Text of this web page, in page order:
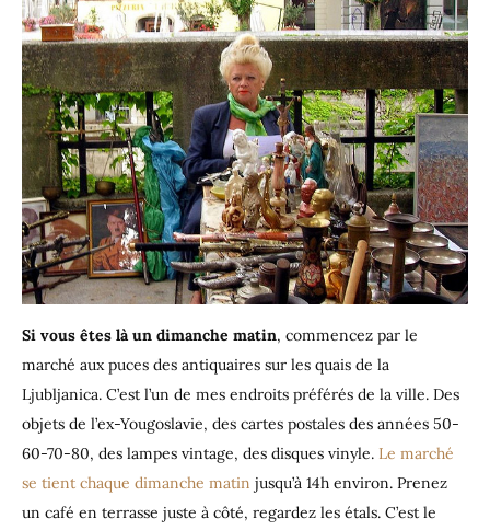
Si vous êtes là un dimanche matin, commencez par le
marché aux puces des antiquaires sur les quais de la
Ljubljanica. C’est l’un de mes endroits préférés de la ville. Des
objets de l’ex-Yougoslavie, des cartes postales des années 50-
60-70-80, des lampes vintage, des disques vinyle. Le marché
se tient chaque dimanche matin jusqu’à 14h environ. Prenez
un café en terrasse juste à côté, regardez les étals. C’est le